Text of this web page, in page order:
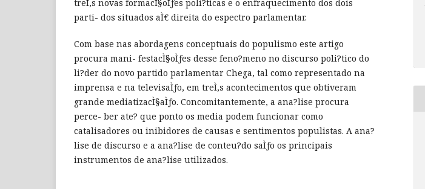
treÌ‚s novas formacÌ§oÌƒes poli?ticas e o enfraquecimento dos dois
parti- dos situados aÌ€ direita do espectro parlamentar.
Com base nas abordagens conceptuais do populismo este artigo
procura mani- festacÌ§oÌƒes desse feno?meno no discurso poli?tico do
li?der do novo partido parlamentar Chega, tal como representado na
imprensa e na televisaÌƒo, em treÌ‚s acontecimentos que obtiveram
grande mediatizacÌ§aÌƒo. Concomitantemente, a ana?lise procura
perce- ber ate? que ponto os media podem funcionar como
catalisadores ou inibidores de causas e sentimentos populistas. A ana?
lise de discurso e a ana?lise de conteu?do saÌƒo os principais
instrumentos de ana?lise utilizados.